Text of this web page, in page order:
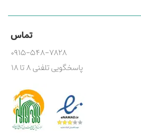
تماس
۰۹۱۵-۵۴۸-۷۸۲۸
پاسخگویی تلفنی ۸ تا ۱۸